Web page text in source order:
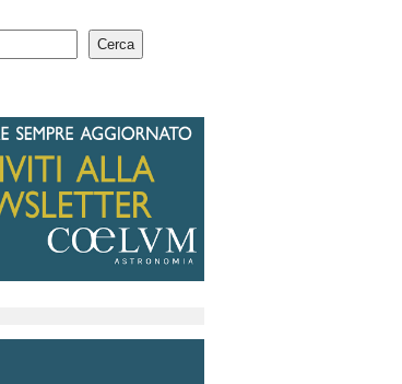
Cerca